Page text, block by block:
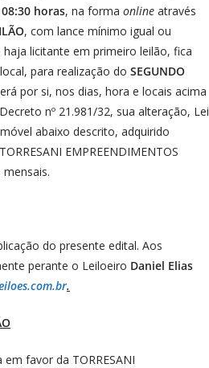
08:30 horas, na forma online através
, com lance mínimo igual ou
haja licitante em primeiro leilão, fica
para realização do SEGUNDO
por si, nos dias, hora e locais acima
nº 21.981/32, sua alteração, Lei
abaixo descrito, adquirido
EMPREENDIMENTOS
do presente edital. Aos
perante o Leiloeiro Daniel Elias
.
favor da TORRESANI